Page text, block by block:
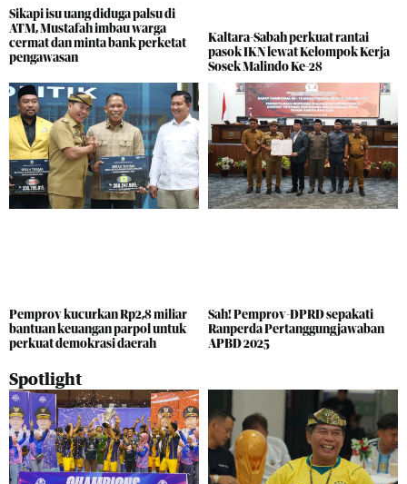
Sikapi isu uang diduga palsu di
ATM, Mustafah imbau warga
cermat dan minta bank perketat
pengawasan
Kaltara-Sabah perkuat rantai
pasok IKN lewat Kelompok Kerja
Sosek Malindo Ke-28
Pemprov kucurkan Rp2,8 miliar
bantuan keuangan parpol untuk
perkuat demokrasi daerah
Sah! Pemprov-DPRD sepakati
Ranperda Pertanggungjawaban
APBD 2025
Spotlight